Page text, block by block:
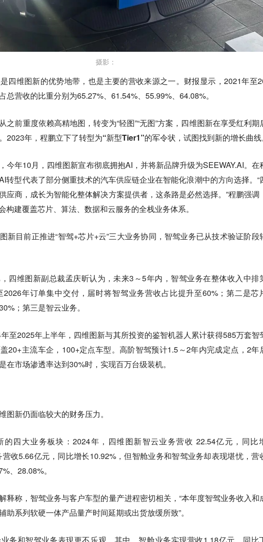
摄影：
四维图新的优势地带，也是主要的营收来源之一。财报显示，2021年至
总营收的比重分别为65.27%、61.54%、55.99%、64.08%。
之前重度依赖高精地图，转变为“轻图”“无图”方案，四维图新在享受红利期
2023年， 程鹏立下了转型为“新型Tier1”的军令状，试图找到新的增长曲
今年10月，四维图新宣布彻底拥抱AI，并将新品牌升级为SEEWAY.AI。在
转型代表了部分侧重技术的汽车供应链企业在智能化浪潮中的方向选择。“
应商，成长为智能化整体解决方案提供者，这条路是必然选择。”程鹏强调
构建覆盖芯片、算法、数据和云服务的全栈业务体系。
新目前正推进“智驾+芯片+云”三大业务协同，智驾业务已从技术验证阶段
四维图新副总裁孟庆昕认为，未来3～5年内，智驾业务在整体收入中排
2026年订单集中交付，届时将智驾业务营收占比提升至60%；第二是芯
；第三是智云业务。
至2025年上半年，四维图新与其所投资的鉴智机器人累计获得585万套智
20+主流车企，100+定点车型。高阶智驾预计1.5～2年内完成定点，2年
在市场渗透率达到30%时，实现百万台级装机。
图新仍面临较大的财务压力。
的四大业务板块：2024年，四维图新智云业务营收 22.54亿元，同比
收5.66亿元，同比增长10.92%，但智舱业务和智驾业务却表现堪忧，营
、28.08%。
释称，智驾业务与客户车型的量产进程密切相关，“本年度智驾业务收入和
助系列软硬一体产品量产时间延期或出货放缓所致”。